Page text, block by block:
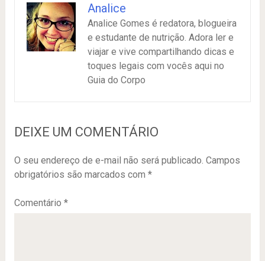
Analice
Analice Gomes é redatora, blogueira
e estudante de nutrição. Adora ler e
viajar e vive compartilhando dicas e
toques legais com vocês aqui no
Guia do Corpo
DEIXE UM COMENTÁRIO
O seu endereço de e-mail não será publicado. Campos
obrigatórios são marcados com *
Comentário *